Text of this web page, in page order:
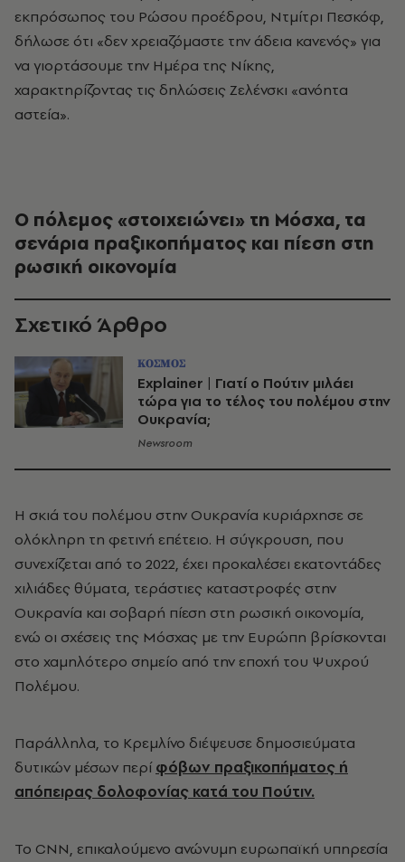
εκπρόσωπος του Ρώσου προέδρου, Ντμίτρι Πεσκόφ,
δήλωσε ότι «δεν χρειαζόμαστε την άδεια κανενός» για
να γιορτάσουμε την Ημέρα της Νίκης,
χαρακτηρίζοντας τις δηλώσεις Ζελένσκι «ανόητα
αστεία».
Ο πόλεμος «στοιχειώνει» τη Μόσχα, τα
σενάρια πραξικοπήματος και πίεση στη
ρωσική οικονομία
Σχετικό Άρθρο
ΚΟΣΜΟΣ
Explainer | Γιατί ο Πούτιν μιλάει
τώρα για το τέλος του πολέμου στην
Ουκρανία;
Newsroom
Η σκιά του πολέμου στην Ουκρανία κυριάρχησε σε
ολόκληρη τη φετινή επέτειο. Η σύγκρουση, που
συνεχίζεται από το 2022, έχει προκαλέσει εκατοντάδες
χιλιάδες θύματα, τεράστιες καταστροφές στην
Ουκρανία και σοβαρή πίεση στη ρωσική οικονομία,
ενώ οι σχέσεις της Μόσχας με την Ευρώπη βρίσκονται
στο χαμηλότερο σημείο από την εποχή του Ψυχρού
Πολέμου.
Παράλληλα, το Κρεμλίνο διέψευσε δημοσιεύματα
δυτικών μέσων περίφόβων πραξικοπήματος ή
απόπειρας δολοφονίας κατά του Πούτιν.
Το CNN, επικαλούμενο ανώνυμη ευρωπαϊκή υπηρεσία